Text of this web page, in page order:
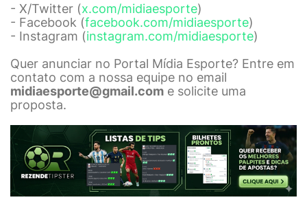
- X/Twitter (x.com/midiaesporte)
- Facebook (facebook.com/midiaesporte)
- Instagram (instagram.com/midiaesporte)
Quer anunciar no Portal Mídia Esporte? Entre em
contato com a nossa equipe no email
midiaesporte@gmail.com e solicite uma
proposta.